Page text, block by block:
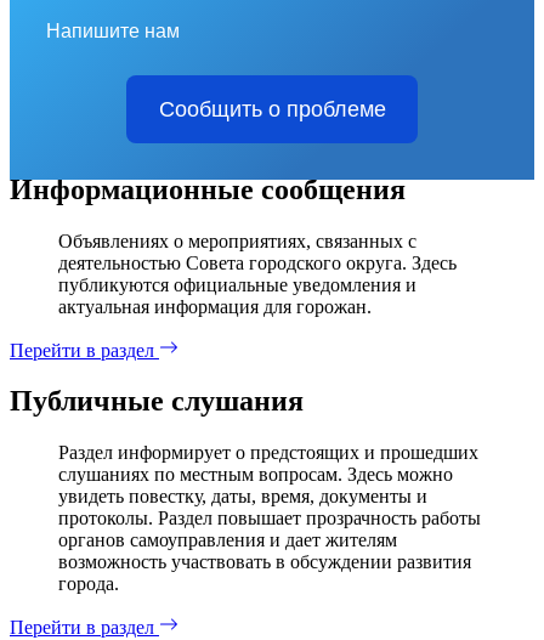
Напишите нам
Сообщить о проблеме
Информационные сообщения
Объявлениях о мероприятиях, связанных с
деятельностью Совета городского округа. Здесь
публикуются официальные уведомления и
актуальная информация для горожан.
Перейти в раздел
Публичные слушания
Раздел информирует о предстоящих и прошедших
слушаниях по местным вопросам. Здесь можно
увидеть повестку, даты, время, документы и
протоколы. Раздел повышает прозрачность работы
органов самоуправления и дает жителям
возможность участвовать в обсуждении развития
города.
Перейти в раздел